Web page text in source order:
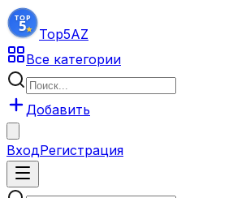
Top5AZ
Все категории
Добавить
ВходРегистрация